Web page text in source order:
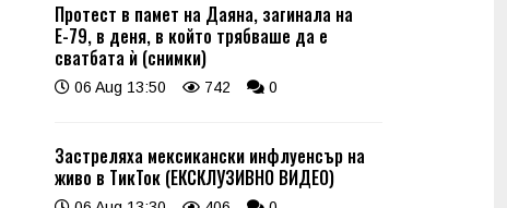
Протест в памет на Даяна, загинала на
Е-79, в деня, в който трябваше да е
сватбата ѝ (снимки)
06 Aug 13:50 742 0
Застреляха мексикански инфлуенсър на
живо в ТикТок (ЕКСКЛУЗИВНО ВИДЕО)